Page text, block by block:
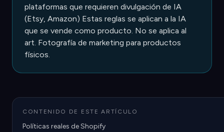
plataformas que requieren divulgación de IA
(Etsy, Amazon) Estas reglas se aplican a la IA
que se vende como producto. No se aplica al
art. Fotografía de marketing para productos
físicos.
CONTENIDO DE ESTE ARTÍCULO
Políticas reales de Shopify